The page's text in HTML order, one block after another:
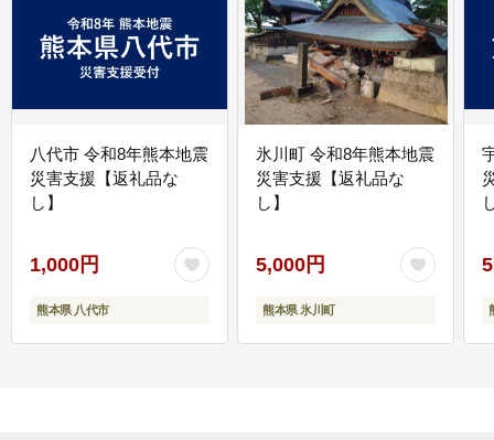
八代市 令和8年熊本地震
災害支援【返礼品な
し】
1,000円
熊本県 八代市
氷川町 令和8年熊本地震
災害支援【返礼品な
し】
5,000円
熊本県 氷川町